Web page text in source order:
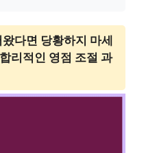
다면 당황하지 마세
리적인 영점 조절 과